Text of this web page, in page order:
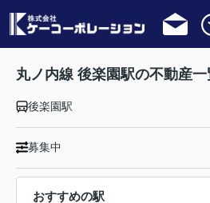
丸ノ内線 後楽園駅の不動産一
後楽園駅
募集中
おすすめの駅